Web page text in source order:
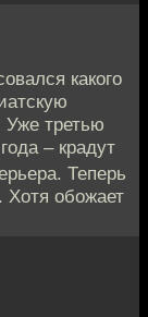
какого
Уже третью
– крадут
Теперь
обожает